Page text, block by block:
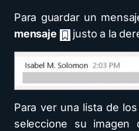
Para guardar un
mensaje
justo a la
Para ver una lista de
seleccione su